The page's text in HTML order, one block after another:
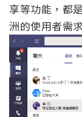
享等功能，都
洲的使用者需